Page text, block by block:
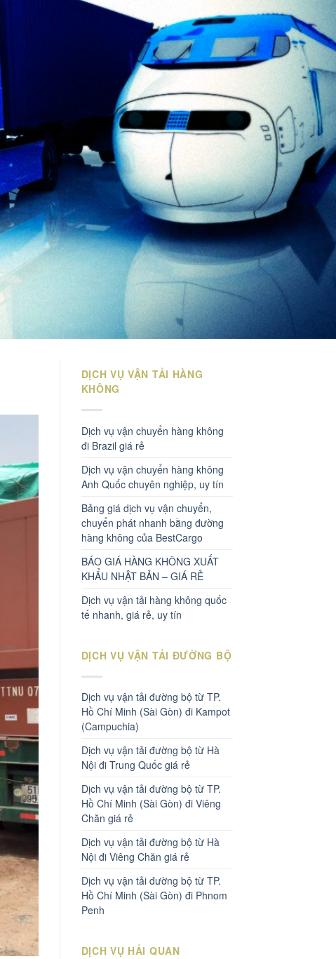
DỊCH VỤ VẬN TẢI HÀNG
KHÔNG
Dịch vụ vận chuyển hàng không
đi Brazil giá rẻ
Dịch vụ vận chuyển hàng không
Anh Quốc chuyên nghiệp, uy tín
Bảng giá dịch vụ vận chuyển,
chuyển phát nhanh bằng đường
hàng không của BestCargo
BÁO GIÁ HÀNG KHÔNG XUẤT
KHẨU NHẬT BẢN – GIÁ RẺ
Dịch vụ vận tải hàng không quốc
tế nhanh, giá rẻ, uy tín
DỊCH VỤ VẬN TẢI ĐƯỜNG BỘ
Dịch vụ vận tải đường bộ từ TP.
Hồ Chí Minh (Sài Gòn) đi Kampot
(Campuchia)
Dịch vụ vận tải đường bộ từ Hà
Nội đi Trung Quốc giá rẻ
Dịch vụ vận tải đường bộ từ TP.
Hồ Chí Minh (Sài Gòn) đi Viêng
Chăn giá rẻ
Dịch vụ vận tải đường bộ từ Hà
Nội đi Viêng Chăn giá rẻ
Dịch vụ vận tải đường bộ từ TP.
Hồ Chí Minh (Sài Gòn) đi Phnom
Penh
DỊCH VỤ HẢI QUAN